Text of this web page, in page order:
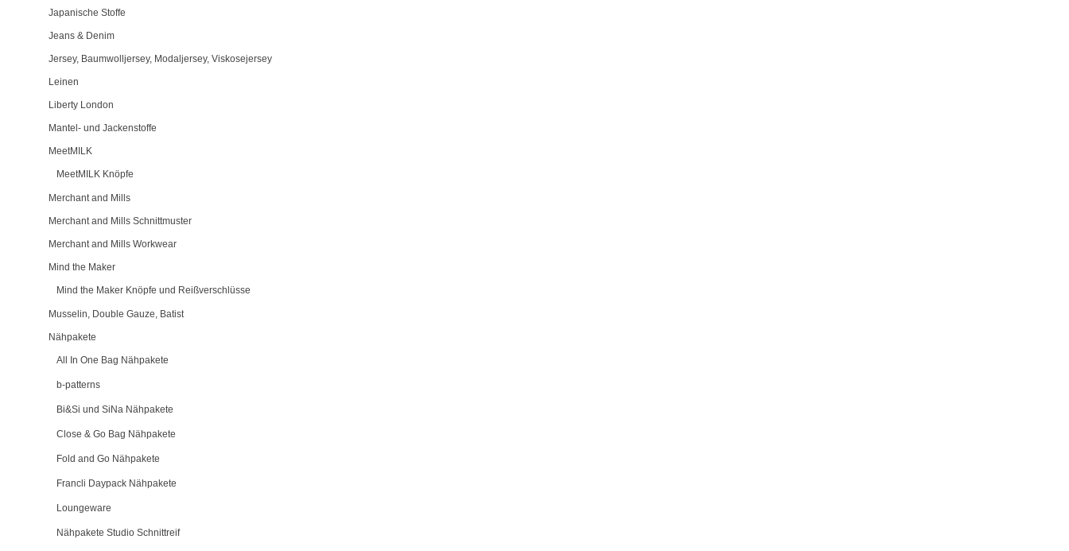
Japanische Stoffe
Jeans & Denim
Jersey, Baumwolljersey, Modaljersey, Viskosejersey
Leinen
Liberty London
Mantel- und Jackenstoffe
MeetMILK
MeetMILK Knöpfe
Merchant and Mills
Merchant and Mills Schnittmuster
Merchant and Mills Workwear
Mind the Maker
Mind the Maker Knöpfe und Reißverschlüsse
Musselin, Double Gauze, Batist
Nähpakete
All In One Bag Nähpakete
b-patterns
Bi&Si und SiNa Nähpakete
Close & Go Bag Nähpakete
Fold and Go Nähpakete
Francli Daypack Nähpakete
Loungeware
Nähpakete Studio Schnittreif